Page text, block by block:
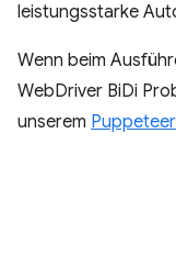
leistungsstarke
Wenn beim
WebDriver BiDi
unserem